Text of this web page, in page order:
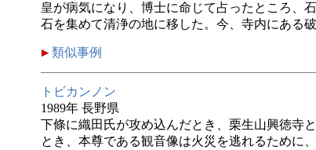
皇が病気になり、博士に命じて占ったところ、
石を集めて清浄の地に移した。今、寺内にある
類似事例
トビカンノン
1989年 長野県
下條に織田氏が攻め込んだとき、栗生山興徳寺
とき、本尊である観音像は火災を逃れるために